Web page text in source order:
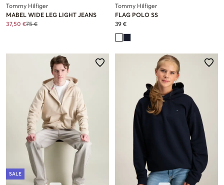
Tommy Hilfiger
MABEL WIDE LEG LIGHT JEANS
37,50 €75 €
Tommy Hilfiger
FLAG POLO SS
39 €
SALE